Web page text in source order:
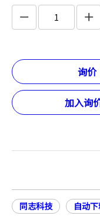
询价
加入询
同志科技 自动